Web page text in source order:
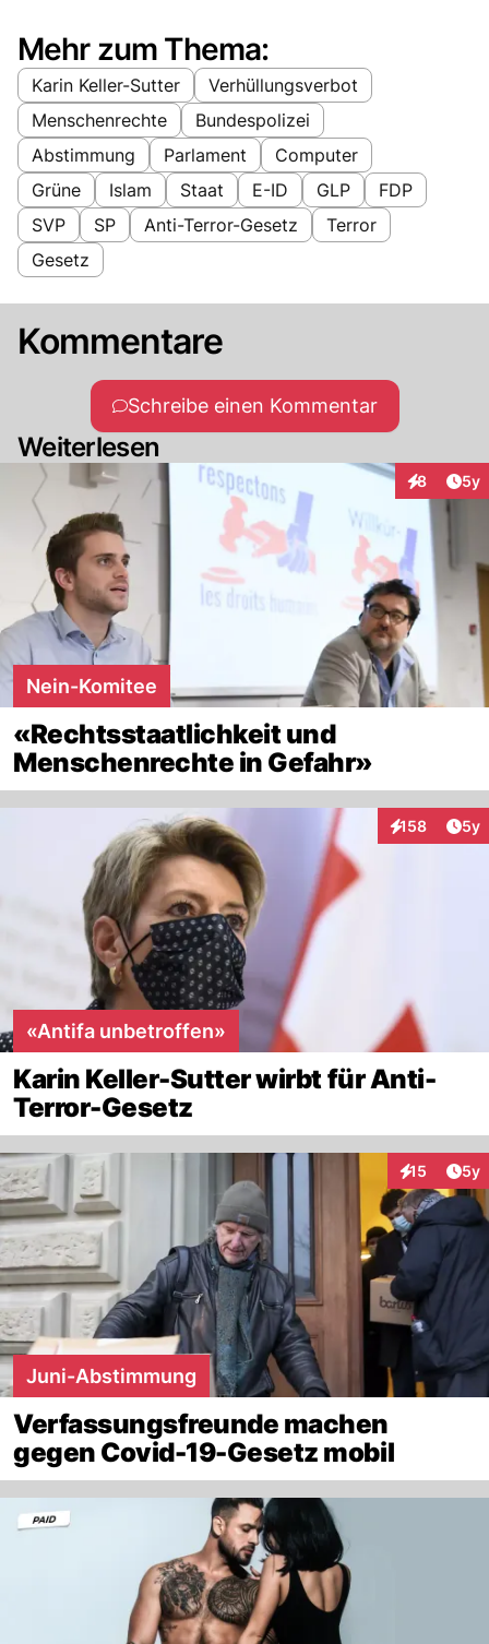
Mehr zum Thema:
Karin Keller-Sutter
Verhüllungsverbot
Menschenrechte
Bundespolizei
Abstimmung
Parlament
Computer
Grüne
Islam Staat E-ID GLP
FDP
SVP
SP Anti-Terror-Gesetz
Terror
Gesetz
Kommentare
Schreibe einen Kommentar
Weiterlesen
8 5y
Nein-Komitee
«Rechtsstaatlichkeit und
Menschenrechte in Gefahr»
158
Interaktionen
5y
«Antifa unbetroffen»
Karin Keller-Sutter wirbt für Anti-
Terror-Gesetz
15 5y
Juni-Abstimmung
Verfassungsfreunde machen
gegen Covid-19-Gesetz mobil